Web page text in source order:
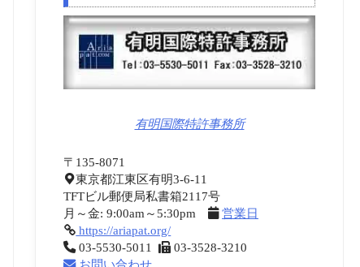
有明国際特許事務所
〒135-8071
東京都江東区有明3-6-11
TFTビル郵便局私書箱2117号
月～金: 9:00am～5:30pm
営業日
https://ariapat.org/
03-5530-5011
03-3528-3210
お問い合わせ